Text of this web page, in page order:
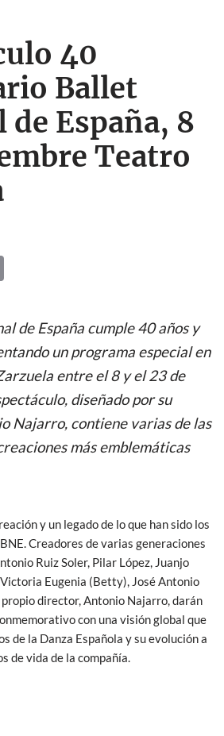
40
Ballet
de España, 8
Teatro
ailde España cumple 40 años y
un programa especial en
entre el 8 y el 23 de
diseñado por su
Najarro, contiene varias de las
más emblemáticas
y un legado de lo que han sido los
Creadores de varias generaciones
Ruiz Soler, Pilar López, Juanjo
Eugenia (Betty), José Antonio
director, Antonio Najarro, darán
con una visión global que
de la Danza Española y su evolución a
de vida de la compañía.